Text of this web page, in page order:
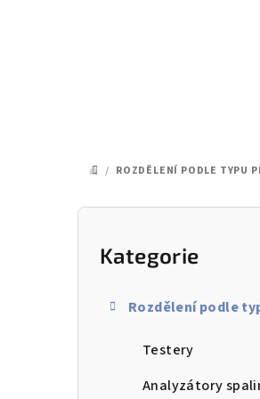
DOMŮ
/ ROZDĚLENÍ PODLE TYPU
P
Přeskočit
kategorie
Kategorie
Rozdělení podle
Testery
Analyzátory